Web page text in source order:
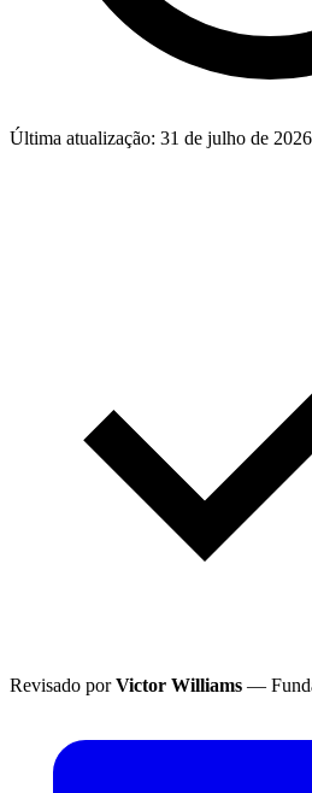
Última atualização: 31 de julho de 2026
Revisado porVictor Williams —